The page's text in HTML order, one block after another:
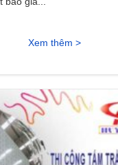
Xem thêm >